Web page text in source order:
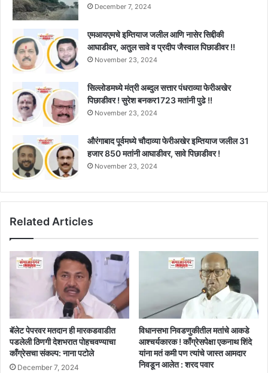
December 7, 2024
एमआयएमचे इम्तियाज जलील आणि नासेर सिद्दीकी
आघाडीवर, अतुल सावे व प्रदीप जैस्वाल पिछाडीवर !!
November 23, 2024
सिल्लोडमध्ये मंत्री अब्दुल सत्तार पंधराव्या फेरीअखेर
पिछाडीवर ! सुरेश बनकर1723 मतांनी पुढे !!
November 23, 2024
औरंगाबाद पूर्वमध्ये चौदाव्या फेरीअखेर इम्तियाज जलील 31
हजार 850 मतांनी आघाडीवर, सावे पिछाडीवर !
November 23, 2024
Related Articles
बॅलेट पेपरवर मतदान ही मारकडवाडीत
पडलेली ठिणगी देशभरात पोहचवण्याचा
काँग्रेसचा संकल्प: नाना पटोले
December 7, 2024
विधानसभा निवडणुकीतील मतांचे आकडे
आश्चर्यकारक ! काँग्रेसपेक्षा एकनाथ शिंदे
यांना मतं कमी पण त्यांचे जास्त आमदार
निवडून आलेत : शरद पवार